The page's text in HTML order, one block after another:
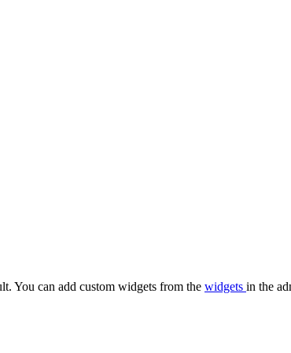
You can add custom widgets from the widgets in the